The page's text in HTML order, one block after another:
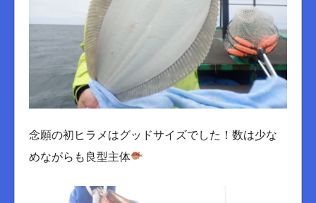
念願の初ヒラメはグッドサイズでした！数は少な
めながらも良型主体